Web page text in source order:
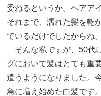
委ねるというか。ヘアア
それまで、濡れた髪を乾
ているだけでしたからね。
そんな私ですが、50代
グにおいて髪はとても重
遣うようになりました。
急に増え始めた白髪です